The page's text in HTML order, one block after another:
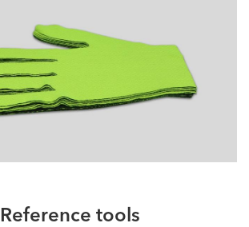
Reference tools